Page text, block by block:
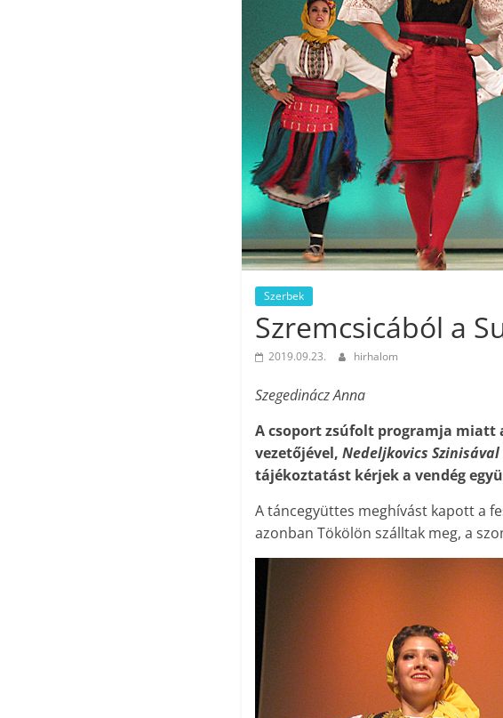
Szerbek
Szremcsicából a
2019.09.23. hirhalom
Szegedinácz Anna
A csoport zsúfolt programja miatt
vezetőjével, Nedeljkovics Szinisával
tájékoztatást kérjek a vendég
A táncegyüttes meghívást kapott a
azonban Tökölön szálltak meg, a